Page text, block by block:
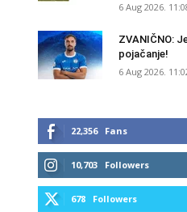
6 Aug 2026.
ZVANIČNO:
pojačanje!
6 Aug 2026.
22,356 Fans
10,703 Followers
678 Followers